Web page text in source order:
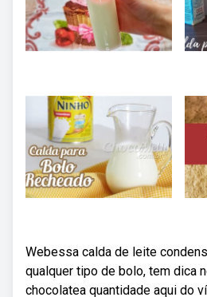
Webessa calda de leite
qualquer tipo de bolo, tem dica
chocolatea quantidade aqui do